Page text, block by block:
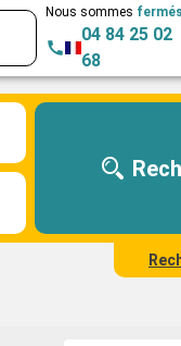
Nous sommes fermés
04 84 25 02
68